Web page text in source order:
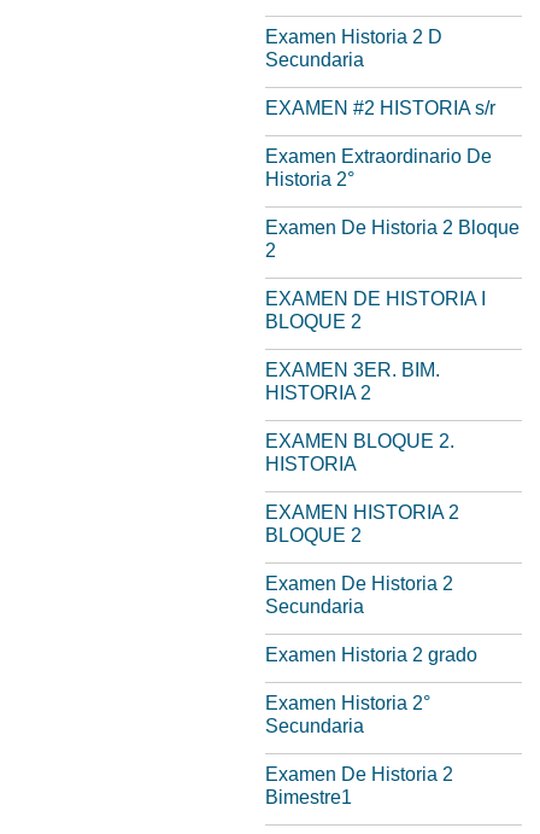
Examen Historia 2 D
Secundaria
EXAMEN #2 HISTORIA s/r
Examen Extraordinario De
Historia 2°
Examen De Historia 2 Bloque
2
EXAMEN DE HISTORIA I
BLOQUE 2
EXAMEN 3ER. BIM.
HISTORIA 2
EXAMEN BLOQUE 2.
HISTORIA
EXAMEN HISTORIA 2
BLOQUE 2
Examen De Historia 2
Secundaria
Examen Historia 2 grado
Examen Historia 2°
Secundaria
Examen De Historia 2
Bimestre1